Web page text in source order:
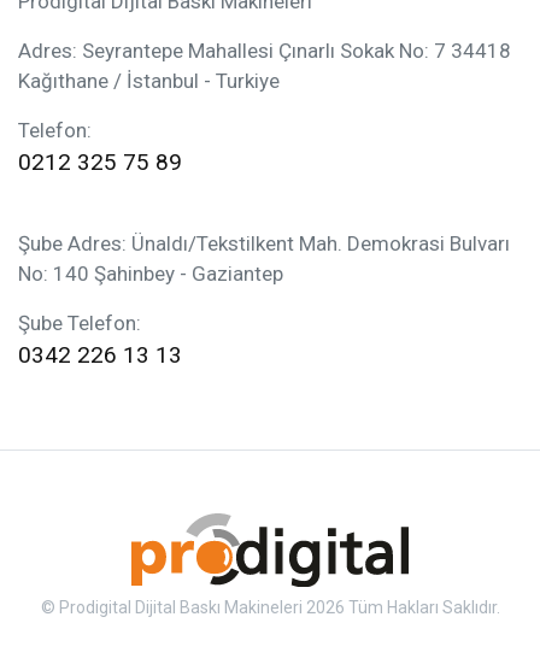
Adres: Seyrantepe Mahallesi Çınarlı Sokak No: 7 34418
Kağıthane / İstanbul - Turkiye
Telefon:
0212 325 75 89
Şube Adres: Ünaldı/Tekstilkent Mah. Demokrasi Bulvarı
No: 140 Şahinbey - Gaziantep
Şube Telefon:
0342 226 13 13
© Prodigital Dijital Baskı Makineleri 2026 Tüm Hakları Saklıdır.